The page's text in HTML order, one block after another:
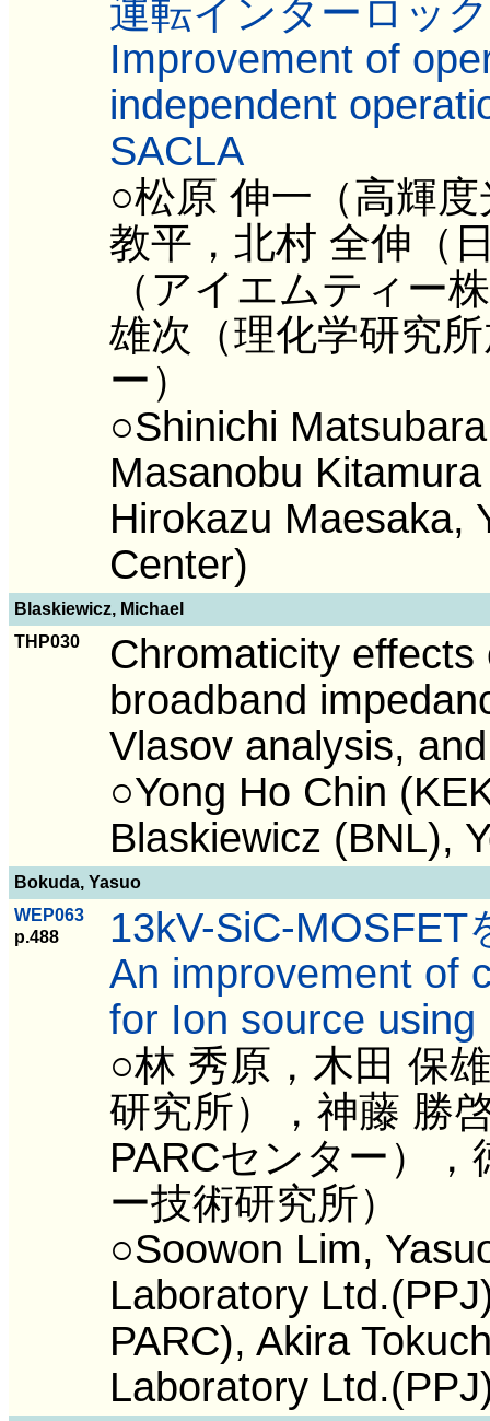
運転インターロッ
Improvement of
independent
SACLA
○松原 伸一（高輝
教平，北村 全伸（
（アイエムティー
雄次（理化学研究
ー）
○Shinichi
Masanobu
Hirokazu Maesaka,
Center)
Blaskiewicz, Michael
THP030
Chromaticity
broadband
Vlasov analysis,
○Yong Ho Chin
Blaskiewicz (BNL),
Bokuda, Yasuo
WEP063
p.488
13kV-SiC-
An improvement of
for Ion source
○林 秀原，木田 保
研究所），神藤 勝
PARCセンター）
ー技術研究所）
○Soowon Lim,
Laboratory
PARC), Akira
Laboratory